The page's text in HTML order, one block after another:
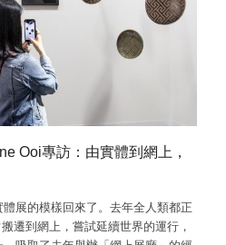
Ooi專訪：由實體到網上，
展的模樣回來了。去年全人類都正
遷到網上，嘗試延續世界的運行，